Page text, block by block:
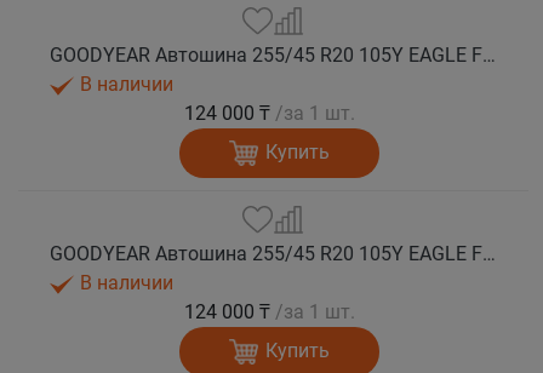
GOODYEAR Автошина 255/45 R20 105Y EAGLE F1 ASYMMETRIC 6 XL FP лето
В наличии
124 000 ₸ /за 1 шт.
Купить
GOODYEAR Автошина 255/45 R20 105Y EAGLE F1 ASYMMETRIC 6 XL FP (MEA) лето
В наличии
124 000 ₸ /за 1 шт.
Купить